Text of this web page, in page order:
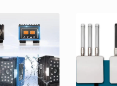
Alternativene
velges
på
produktsiden